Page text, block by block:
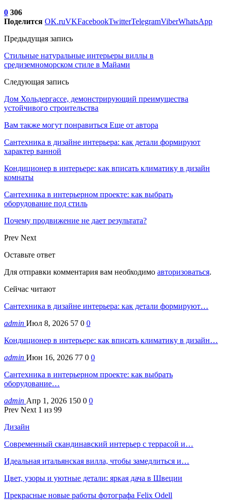
0 306
Поделится OK.ruVKFacebookTwitterTelegramViberWhatsApp
Предыдущая запись
Стильные натуральные интерьеры виллы в
средиземноморском стиле в Майами
Следующая запись
Дом Хольдергассе, демонстрирующий преимущества
устойчивого строительства
Вам также могут понравиться Еще от автора
Сантехника в дизайне интерьера: как детали формируют
характер ванной
Кондиционер в интерьере: как вписать климатику в дизайн
комнаты
Сантехника в интерьерном проекте: как выбрать
оборудование под стиль
Почему продвижение не дает результата?
Prev Next
Оставьте ответ
Для отправки комментария вам необходимо авторизоваться.
Сейчас читают
Сантехника в дизайне интерьера: как детали формируют…
admin Июл 8, 2026 57 0 0
Кондиционер в интерьере: как вписать климатику в дизайн…
admin Июн 16, 2026 77 0 0
Сантехника в интерьерном проекте: как выбрать
оборудование…
admin Апр 1, 2026 150 0 0
Prev Next 1 из 99
Дизайн
Современный скандинавский интерьер с террасой и…
Идеальная итальянская вилла, чтобы замедлиться и…
Цвет, узоры и уютные детали: яркая дача в Швеции
Прекрасные новые работы фотографа Felix Odell